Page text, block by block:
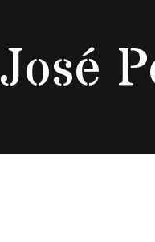
José